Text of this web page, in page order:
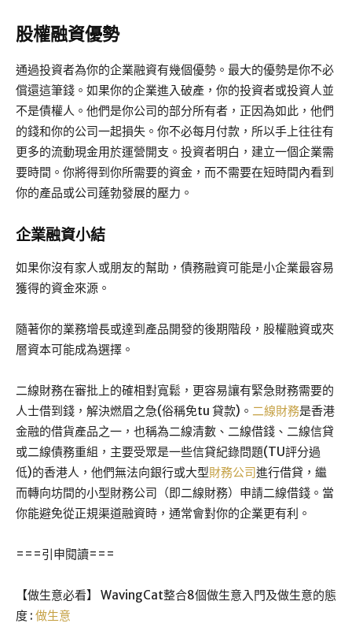
股權融資優勢
通過投資者為你的企業融資有幾個優勢。最大的優勢是你不必
償還這筆錢。如果你的企業進入破產，你的投資者或投資人並
不是債權人。他們是你公司的部分所有者，正因為如此，他們
的錢和你的公司一起損失。你不必每月付款，所以手上往往有
更多的流動現金用於運營開支。投資者明白，建立一個企業需
要時間。你將得到你所需要的資金，而不需要在短時間內看到
你的產品或公司蓬勃發展的壓力。
企業融資小結
如果你沒有家人或朋友的幫助，債務融資可能是小企業最容易
獲得的資金來源。
隨著你的業務增長或達到產品開發的後期階段，股權融資或夾
層資本可能成為選擇。
二線財務在審批上的確相對寬鬆，更容易讓有緊急財務需要的
人士借到錢，解決燃眉之急(俗稱免tu 貸款)。 二線財務是香港
金融的借貨產品之一，也稱為二線清數、二線借錢、二線信貸
或二線債務重組，主要受眾是一些信貸紀錄問題(TU評分過
低)的香港人，他們無法向銀行或大型財務公司進行借貸，繼
而轉向坊間的小型財務公司（即二線財務）申請二線借錢。當
你能避免從正規渠道融資時，通常會對你的企業更有利。
===引申閱讀===
【做生意必看】 WavingCat整合8個做生意入門及做生意的態
度 : 做生意